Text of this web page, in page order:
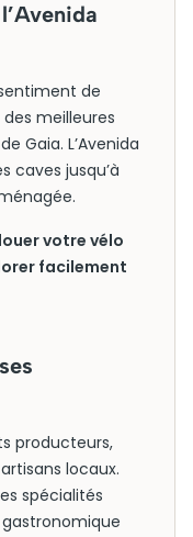
de
meilleures
Gaia. L’Avenida
caves jusqu’à
votre vélo
facilement
producteurs,
locaux.
spécialités